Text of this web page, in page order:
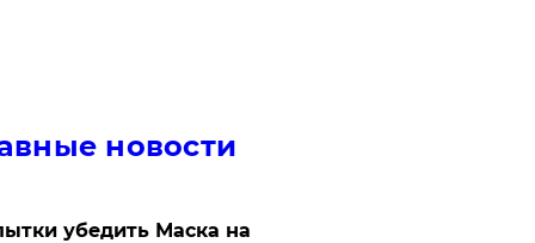
новости
убедить Маска на